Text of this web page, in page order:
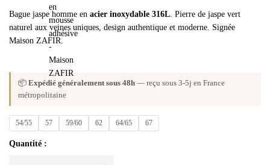
Bague jaspe homme en acier inoxydable 316L . Pierre de jaspe vert
naturel aux veines uniques, design authentique et moderne. Signée
Maison ZAFIR.
📦 Expédié généralement sous 48h — reçu sous 3-5j en France
métropolitaine
54/55 57 59/60 62 64/65 67
Quantité :